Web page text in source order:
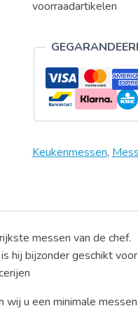
voorraadartikelen
Keukenmessen,
messen van de chef.
hij bijzonder geschikt
wij u een minimale